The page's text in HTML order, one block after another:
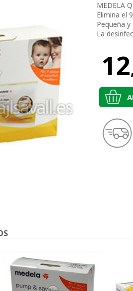
MEDELA
Elimina el
Pequeña
La
12